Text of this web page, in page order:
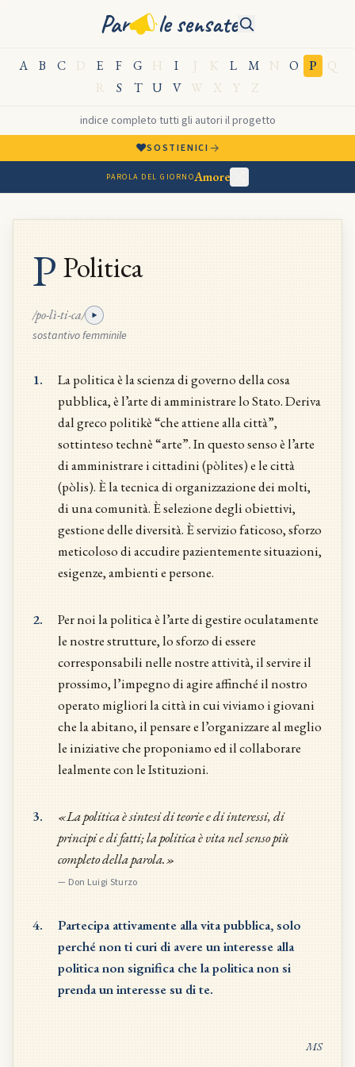
Par le sensate
A B C D E F G H I J K L M N O P
Q
R
S T U V W X Y Z
indice completo tutti gli autori il progetto
♥SOSTIENICI→
PAROLA DEL GIORNOAmore
P Politica
/po-lì-ti-ca/
sostantivo femminile
1.
La politica è la scienza di governo della cosa
pubblica, è l’arte di amministrare lo Stato. Deriva
dal greco politikè “che attiene alla città”,
sottinteso technè “arte”. In questo senso è l’arte
di amministrare i cittadini (pòlites) e le città
(pòlis). È la tecnica di organizzazione dei molti,
di una comunità. È selezione degli obiettivi,
gestione delle diversità. È servizio faticoso, sforzo
meticoloso di accudire pazientemente situazioni,
esigenze, ambienti e persone.
2.
Per noi la politica è l’arte di gestire oculatamente
le nostre strutture, lo sforzo di essere
corresponsabili nelle nostre attività, il servire il
prossimo, l’impegno di agire affinché il nostro
operato migliori la città in cui viviamo i giovani
che la abitano, il pensare e l’organizzare al meglio
le iniziative che proponiamo ed il collaborare
lealmente con le Istituzioni.
3.
«La politica è sintesi di teorie e di interessi, di
principi e di fatti; la politica è vita nel senso più
completo della parola.»
— Don Luigi Sturzo
4.
Partecipa attivamente alla vita pubblica, solo
perché non ti curi di avere un interesse alla
politica non significa che la politica non si
prenda un interesse su di te.
MS